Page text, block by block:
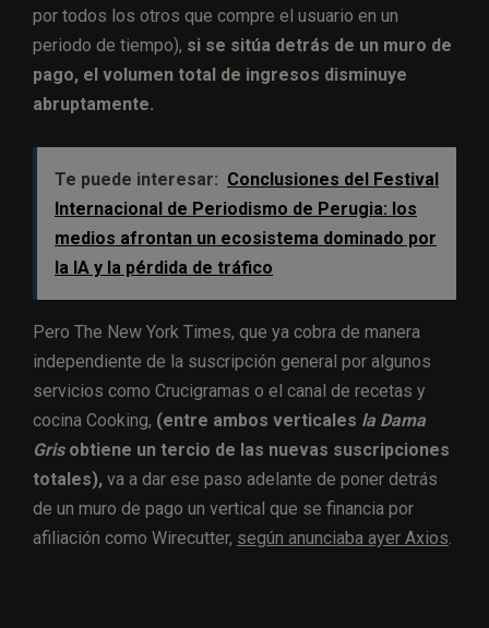
por todos los otros que compre el usuario en un
periodo de tiempo), si se sitúa detrás de un muro de
pago, el volumen total de ingresos disminuye
abruptamente.
Te puede interesar: Conclusiones del Festival
Internacional de Periodismo de Perugia: los
medios afrontan un ecosistema dominado por
la IA y la pérdida de tráfico
Pero The New York Times, que ya cobra de manera
independiente de la suscripción general por algunos
servicios como Crucigramas o el canal de recetas y
cocina Cooking, (entre ambos verticales la Dama
Grisobtiene un tercio de las nuevas suscripciones
totales), va a dar ese paso adelante de poner detrás
de un muro de pago un vertical que se financia por
afiliación como Wirecutter, según anunciaba ayer Axios.